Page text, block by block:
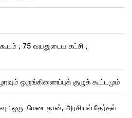
; 75 வயதுடைய கட்சி ;
ஒருங்கிணைப்புக் குழுக் கூட்டமும்
: ஒரு மேடைதான், அரசியல் தேர்தல்